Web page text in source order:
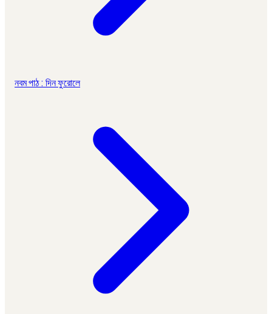
নবম পাঠ : দিন ফুরোলে